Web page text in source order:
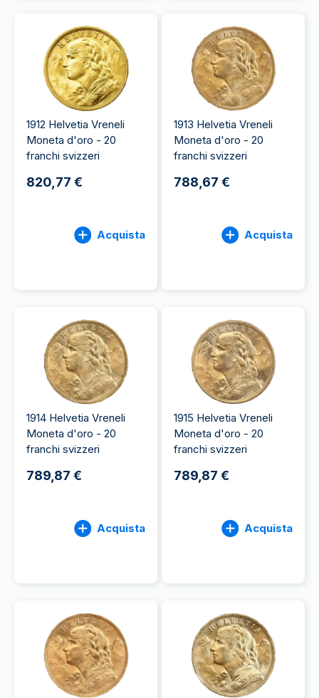
1912 Helvetia Vreneli
Moneta d'oro - 20
franchi svizzeri
820,77 €
Acquista
1913 Helvetia Vreneli
Moneta d'oro - 20
franchi svizzeri
788,67 €
Acquista
1914 Helvetia Vreneli
Moneta d'oro - 20
franchi svizzeri
789,87 €
Acquista
1915 Helvetia Vreneli
Moneta d'oro - 20
franchi svizzeri
789,87 €
Acquista